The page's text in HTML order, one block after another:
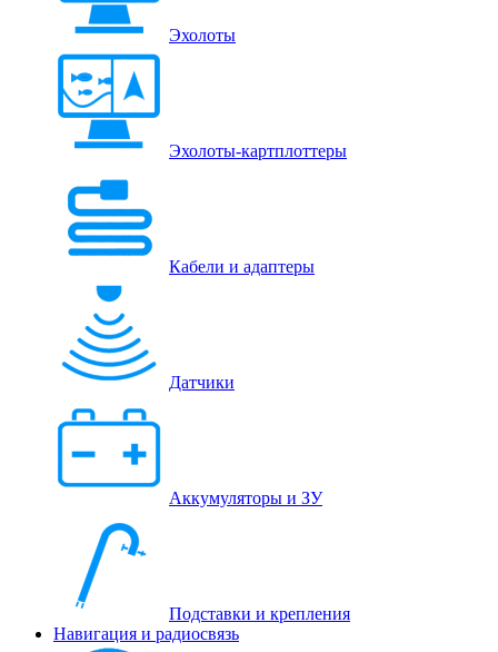
Эхолоты
Эхолоты-картплоттеры
Кабели и адаптеры
Датчики
Аккумуляторы и ЗУ
Подставки и крепления
Навигация и радиосвязь